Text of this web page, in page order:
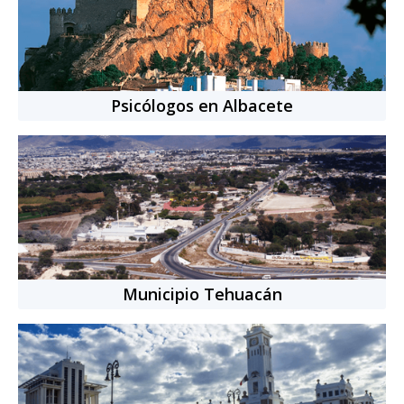
Idiomas: Español, Inglés
Nacionalidad:Mexicana
10añosde experiencia
citas completadas
Cita individual-50min. $769.00 MXN
Psicólogoonline Nuevo en Terapify
Psicólogos en Albacete
Municipio Tehuacán